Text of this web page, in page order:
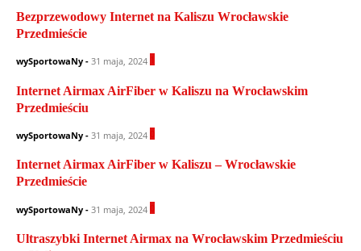
Bezprzewodowy Internet na Kaliszu Wrocławskie
Przedmieście
wySportowaNy - 31 maja, 2024
Internet Airmax AirFiber w Kaliszu na Wrocławskim
Przedmieściu
wySportowaNy - 31 maja, 2024
Internet Airmax AirFiber w Kaliszu – Wrocławskie
Przedmieście
wySportowaNy - 31 maja, 2024
Ultraszybki Internet Airmax na Wrocławskim Przedmieściu